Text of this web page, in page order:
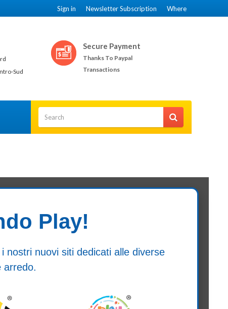
Newsletter Subscription Where
Sign in
Sud
Secure Payment
Thanks To Paypal
Transactions
di sintomi come l’ansia e dello sviluppo di malattie
sportivi e le palestre rendendo difficile praticarlo,
tutti hanno iniziato a reinventare le loro abitudini
alle attività sportive in totale sicurezza.
l’obiettivo di promuovere il progetto Sport nei parchi,
situazione che si è venuta a creare con l’emergenza
Play!
nostri nuovi siti dedicati alle diverse
arredo.